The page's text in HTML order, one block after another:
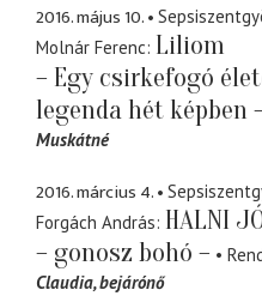
2016. május 10.
Molnár Ferenc Liliom
– Egy csirkefogó
legenda hét képben
Muskátné
2016. március 4.
Forgách András HALNI
– gonosz bohó –
Claudia bejárónő